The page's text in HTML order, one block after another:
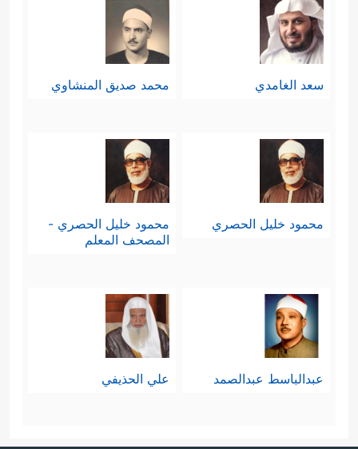
سعد الغامدي محمد صديق المنشاوي
محمود خليل الحصري
محمود خليل الحصري -
المصحف المعلم
عبدالباسط عبدالصمد علي الحذيفي